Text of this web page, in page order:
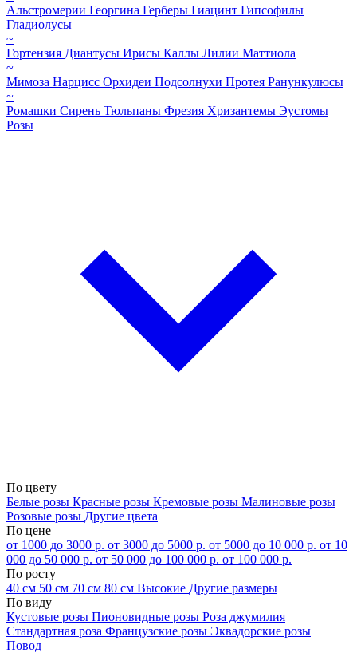
Альстромерии Георгина Герберы Гиацинт Гипсофилы
Гладиолусы
~
Гортензия Диантусы Ирисы Каллы Лилии Маттиола
~
Мимоза Нарцисс Орхидеи Подсолнухи Протея Ранункулюсы
~
Ромашки Сирень Тюльпаны Фрезия Хризантемы Эустомы
Розы
По цвету
Белые розы Красные розы Кремовые розы Малиновые розы
Розовые розы Другие цвета
По цене
от 1000 до 3000 р. от 3000 до 5000 р. от 5000 до 10 000 р. от 10
000 до 50 000 р. от 50 000 до 100 000 р. от 100 000 р.
По росту
40 см 50 см 70 см 80 см Высокие Другие размеры
По виду
Кустовые розы Пионовидные розы Роза джумилия
Стандартная роза Французские розы Эквадорские розы
Повод